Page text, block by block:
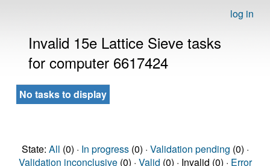
log in
Invalid 15e Lattice Sieve tasks
for computer 6617424
No tasks to display
State: All (0) · In progress(0) · Validation pending (0) ·
Validation inconclusive(0) · Valid (0) · Invalid (0) · Error